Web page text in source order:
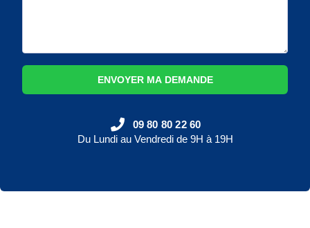
ENVOYER MA DEMANDE
09 80 80 22 60
Du Lundi au Vendredi de 9H à 19H